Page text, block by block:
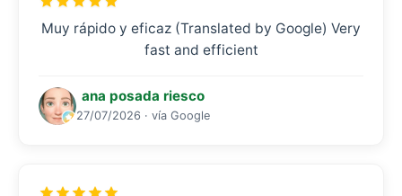
Muy rápido y eficaz (Translated by Google) Very
fast and efficient
ana posada riesco
27/07/2026 · vía Google